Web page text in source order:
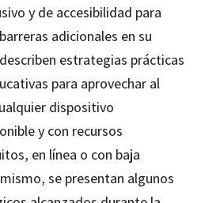
y de accesibilidad para
adicionales en su
estrategias prácticas
para aprovechar al
dispositivo
y con recursos
en línea o con baja
se presentan algunos